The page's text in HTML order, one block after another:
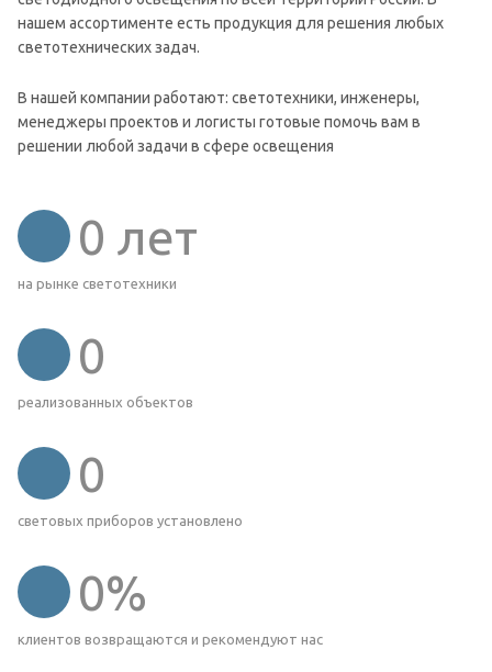
нашем ассортименте есть продукция для решения любых
светотехнических задач.
В нашей компании работают: светотехники, инженеры,
менеджеры проектов и логисты готовые помочь вам в
решении любой задачи в сфере освещения
0 лет
на рынке светотехники
0
реализованных объектов
0
световых приборов установлено
0%
клиентов возвращаются и рекомендуют нас